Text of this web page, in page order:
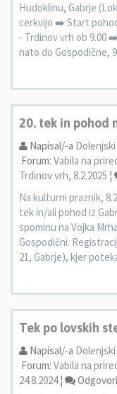
Hudoklinu, Gabrje
cerkvijo ➡️ Start
- Trdinov vrh ob 9.00
nato do Gospodične,
20. tek in pohod
Napisal/-a
Forum: Vabila na
Trdinov vrh, 8.2.2025 ¦
Na kulturni praznik,
tek in/ali pohod iz
spominu na Vojka
Gospodični.
21, Gabrje), kjer
Tek po lovskih
Napisal/-a
Forum: Vabila na
24.8.2024¦